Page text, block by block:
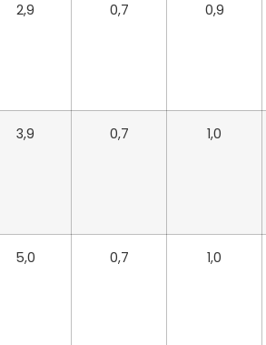
2,9 0,7 0,9
3,9 0,7 1,0
5,0 0,7 1,0